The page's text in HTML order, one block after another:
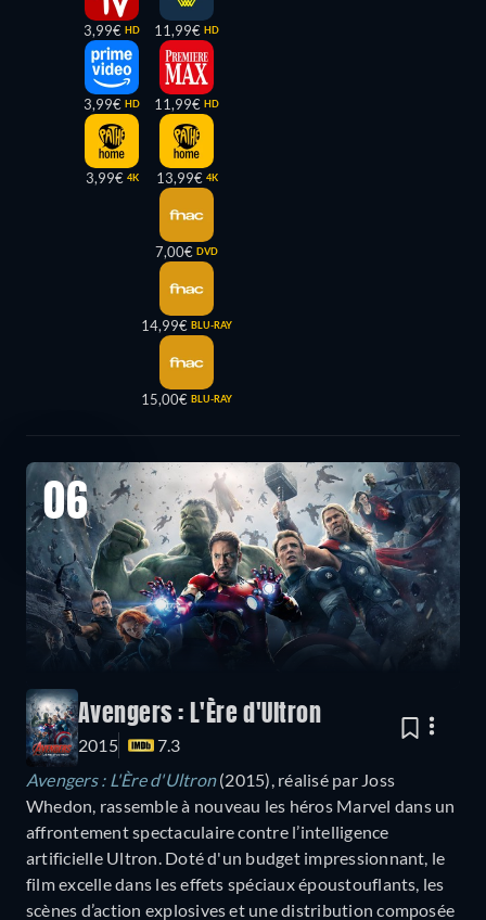
3,99€ HD
3,99€ HD
3,99€ 4K
11,99€ HD
11,99€ HD
13,99€ 4K
7,00€ DVD
14,99€ BLU-RAY
15,00€ BLU-RAY
06
Avengers : L'Ère d'Ultron
2015
7.3
Avengers : L'Ère d'Ultron(2015), réalisé par Joss
Whedon, rassemble à nouveau les héros Marvel dans un
affrontement spectaculaire contre l’intelligence
artificielle Ultron. Doté d'un budget impressionnant, le
film excelle dans les effets spéciaux époustouflants, les
scènes d’action explosives et une distribution composée